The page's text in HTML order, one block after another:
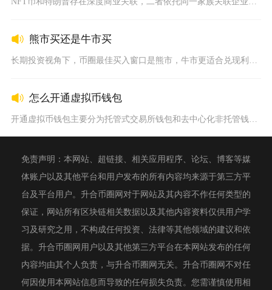
熊市买还是牛市买
怎么开通虚拟币钱包
开通虚拟币钱包主要分为托管式交易所钱包和去中心化非托管钱包两...
免责声明：本网站、超链接、相关应用程序、论坛、博客等媒
体账户以及其他平台和用户发布的所有内容均来源于第三方平
台及平台用户。升合币圈网对于网站及其内容不作任何类型的
保证，网站所有区块链相关数据以及其他内容资料仅供用户学
习及研究之用，不构成任何投资、法律等其他领域的建议和依
据。升合币圈网用户以及其他第三方平台在本网站发布的任何
内容均由其个人负责，与升合币圈网无关。升合币圈网不对任
何因使用本网站信息而导致的任何损失负责。您需谨慎使用相